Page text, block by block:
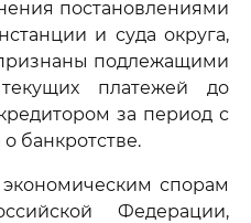
постановлениями
и суда округа,
подлежащими
платежей до
за период с
банкротстве.
спорам
Федерации,